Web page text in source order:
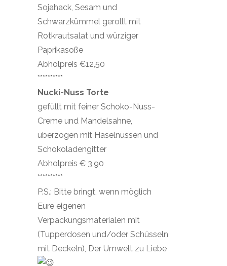
Sojahack, Sesam und
Schwarzkümmel gerollt mit
Rotkrautsalat und würziger
Paprikasoße
Abholpreis €12,50
**********
Nucki-Nuss Torte
gefüllt mit feiner Schoko-Nuss-
Creme und Mandelsahne,
überzogen mit Haselnüssen und
Schokoladengitter
Abholpreis € 3,90
**********
P.S.: Bitte bringt, wenn möglich
Eure eigenen
Verpackungsmaterialen mit
(Tupperdosen und/oder Schüsseln
mit Deckeln), Der Umwelt zu Liebe